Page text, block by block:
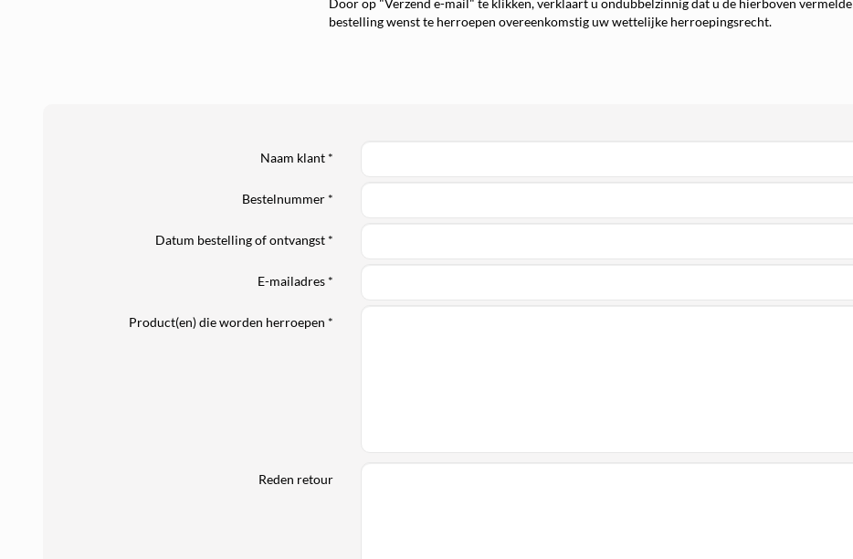
Door op "Verzend e-mail" te klikken, verklaart u ondubbelzinnig dat u de hierboven vermelde
bestelling wenst te herroepen overeenkomstig uw wettelijke herroepingsrecht.
Naam klant *
Bestelnummer *
Datum bestelling of ontvangst *
E-mailadres *
Product(en) die worden herroepen *
Reden retour